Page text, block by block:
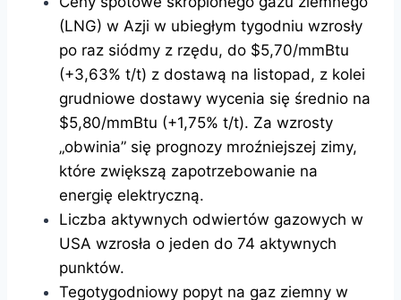
(LNG) w Azji w ubiegłym tygodniu wzrosły
po raz siódmy z rzędu, do $5,70/mmBtu
(+3,63% t/t) z dostawą na listopad, z kolei
grudniowe dostawy wycenia się średnio na
$5,80/mmBtu (+1,75% t/t). Za wzrosty
„obwinia” się prognozy mroźniejszej zimy,
które zwiększą zapotrzebowanie na
energię elektryczną.
Liczba aktywnych odwiertów gazowych w
USA wzrosła o jeden do 74 aktywnych
punktów.
Tegotygodniowy popyt na gaz ziemny w